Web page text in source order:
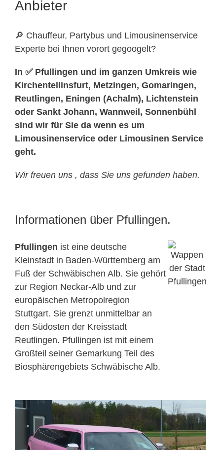
Anbieter
🔎 Chauffeur, Partybus und Limousinenservice
Experte bei Ihnen vorort gegoogelt?
In ✅ Pfullingen und im ganzen Umkreis wie
Kirchentellinsfurt, Metzingen, Gomaringen,
Reutlingen, Eningen (Achalm), Lichtenstein
oder Sankt Johann, Wannweil, Sonnenbühl
sind wir für Sie da wenn es um
Limousinenservice oder Limousinen Service
geht.
Wir freuen uns , dass Sie uns gefunden haben.
Informationen über Pfullingen.
Pfullingen ist eine deutsche
Kleinstadt in Baden-Württemberg am
Fuß der Schwäbischen Alb. Sie gehört
zur Region Neckar-Alb und zur
europäischen Metropolregion
Stuttgart. Sie grenzt unmittelbar an
den Südosten der Kreisstadt
Reutlingen. Pfullingen ist mit einem
Großteil seiner Gemarkung Teil des
Biosphärengebiets Schwäbische Alb.